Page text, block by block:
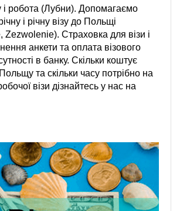
і робота (Лубни). Допомагаємо
і річну візу до Польщі
Zezwolenie). Страховка для візи і
анкети та оплата візового
в банку. Скільки коштує
та скільки часу потрібно на
візи дізнайтесь у нас на